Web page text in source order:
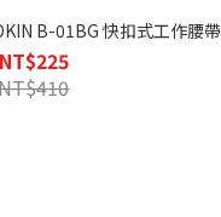
B-01BG 快扣式工作腰帶